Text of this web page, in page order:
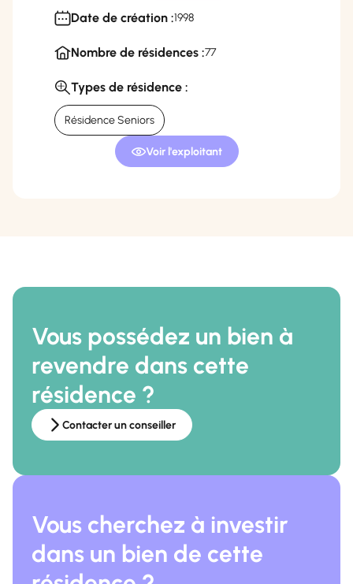
Date de création :1998
Nombre de résidences :77
Types de résidence :
Résidence Seniors
Voir l'exploitant
Vous possédez un bien à
revendre dans cette
résidence ?
Contacter un conseiller
Vous cherchez à investir
dans un bien de cette